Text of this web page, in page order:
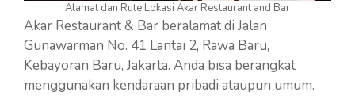
Alamat dan Rute Lokasi Akar Restaurant and Bar
Akar Restaurant & Bar beralamat di Jalan
Gunawarman No. 41 Lantai 2, Rawa Baru,
Kebayoran Baru, Jakarta. Anda bisa berangkat
menggunakan kendaraan pribadi ataupun umum.